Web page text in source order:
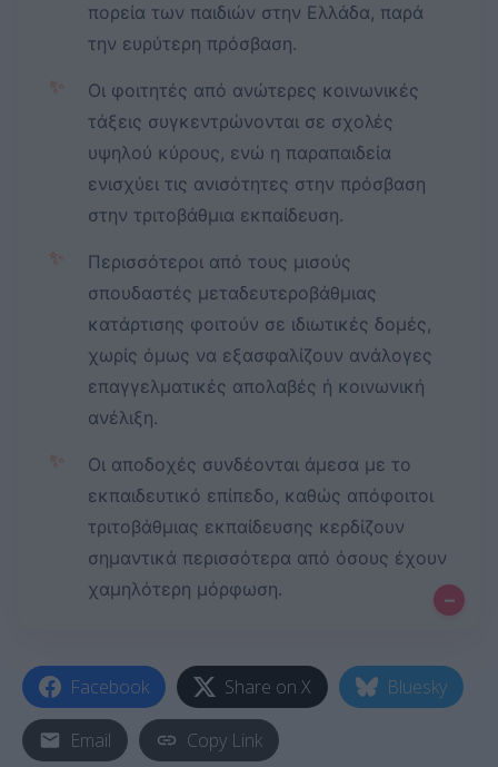
πορεία των παιδιών στην Ελλάδα, παρά
την ευρύτερη πρόσβαση.
✨
Οι φοιτητές από ανώτερες κοινωνικές
τάξεις συγκεντρώνονται σε σχολές
υψηλού κύρους, ενώ η παραπαιδεία
ενισχύει τις ανισότητες στην πρόσβαση
στην τριτοβάθμια εκπαίδευση.
✨
Περισσότεροι από τους μισούς
σπουδαστές μεταδευτεροβάθμιας
κατάρτισης φοιτούν σε ιδιωτικές δομές,
χωρίς όμως να εξασφαλίζουν ανάλογες
επαγγελματικές απολαβές ή κοινωνική
ανέλιξη.
✨
Οι αποδοχές συνδέονται άμεσα με το
εκπαιδευτικό επίπεδο, καθώς απόφοιτοι
τριτοβάθμιας εκπαίδευσης κερδίζουν
σημαντικά περισσότερα από όσους έχουν
χαμηλότερη μόρφωση.
–
Facebook Share on X Bluesky
Email Copy Link